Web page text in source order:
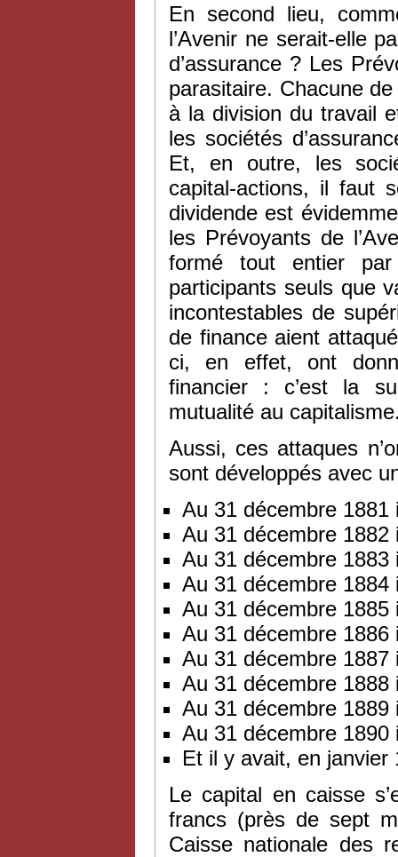
En second lieu,
l’Avenir ne serait-elle
d’assurance ? Les
parasitaire. Chacune
à la division du travail
les sociétés
Et, en outre, les
capital-actions, il faut
dividende est
les Prévoyants de
formé tout entier par
participants seuls que
incontestables de
de finance aient
ci, en effet, ont
financier : c’est la
mutualité au
Aussi, ces attaques
sont développés avec
Au 31 décembre
Au 31 décembre
Au 31 décembre
Au 31 décembre
Au 31 décembre
Au 31 décembre
Au 31 décembre
Au 31 décembre
Au 31 décembre
Au 31 décembre
Et il y avait, en janvier
Le capital en caisse
francs (près de sept
Caisse nationale des